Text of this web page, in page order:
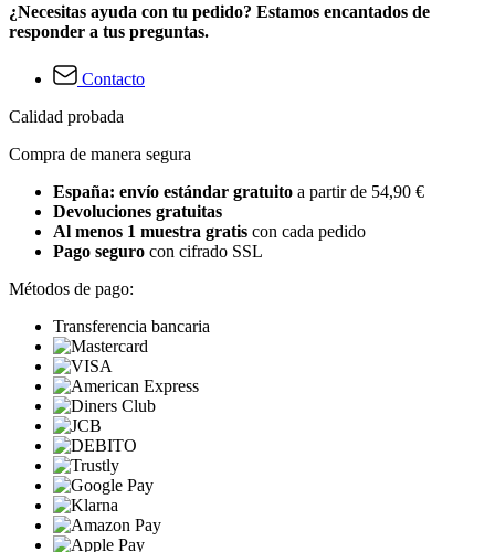
¿Necesitas ayuda con tu pedido? Estamos encantados de
responder a tus preguntas.
Contacto
Calidad probada
Compra de manera segura
España: envío estándar gratuito a partir de 54,90 €
Devoluciones gratuitas
Al menos 1 muestra gratis con cada pedido
Pago seguro con cifrado SSL
Métodos de pago:
Transferencia bancaria